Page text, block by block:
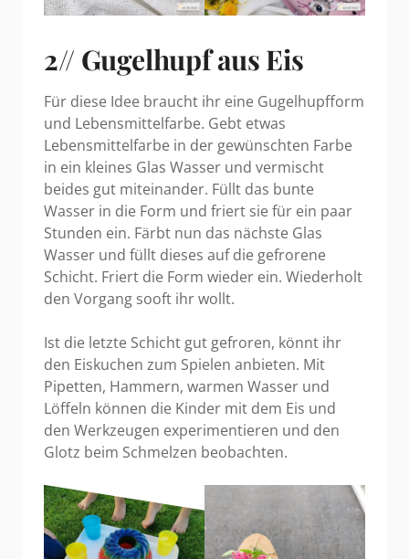
2// Gugelhupf aus Eis
Für diese Idee braucht ihr eine Gugelhupfform
und Lebensmittelfarbe. Gebt etwas
Lebensmittelfarbe in der gewünschten Farbe
in ein kleines Glas Wasser und vermischt
beides gut miteinander. Füllt das bunte
Wasser in die Form und friert sie für ein paar
Stunden ein. Färbt nun das nächste Glas
Wasser und füllt dieses auf die gefrorene
Schicht. Friert die Form wieder ein. Wiederholt
den Vorgang sooft ihr wollt.
Ist die letzte Schicht gut gefroren, könnt ihr
den Eiskuchen zum Spielen anbieten. Mit
Pipetten, Hammern, warmen Wasser und
Löffeln können die Kinder mit dem Eis und
den Werkzeugen experimentieren und den
Glotz beim Schmelzen beobachten.